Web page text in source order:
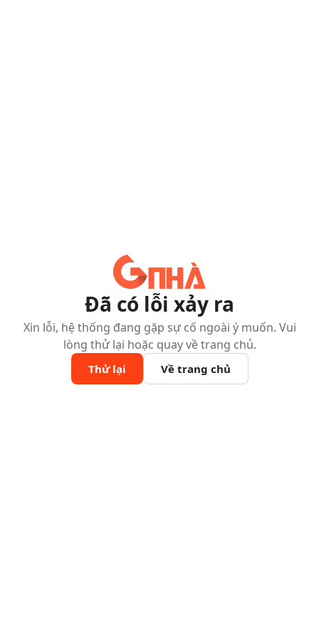
Đã có lỗi xảy ra
Xin lỗi, hệ thống đang gặp sự cố ngoài ý muốn. Vui
lòng thử lại hoặc quay về trang chủ.
Thử lại Về trang chủ